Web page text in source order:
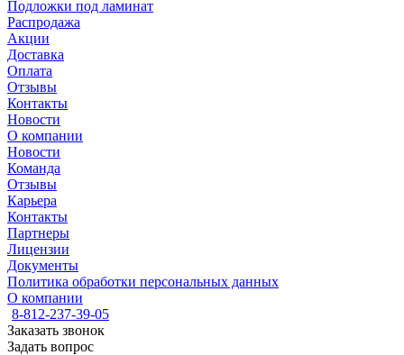
Подложки под ламинат
Распродажа
Акции
Доставка
Оплата
Отзывы
Контакты
Новости
О компании
Новости
Команда
Отзывы
Карьера
Контакты
Партнеры
Лицензии
Документы
Политика обработки персональных данных
О компании
8-812-237-39-05
Заказать звонок
Задать вопрос